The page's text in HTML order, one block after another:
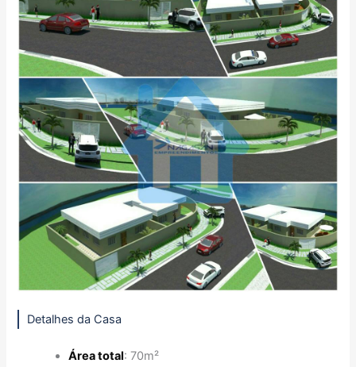
Detalhes da Casa
Área total: 70m²